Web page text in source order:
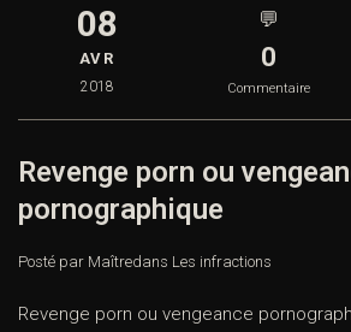
08
AVR
2018
💬
0
Commentaire
Revenge porn ou
pornographique
Posté par Maîtredans Les infractions
Revenge porn ou vengeance